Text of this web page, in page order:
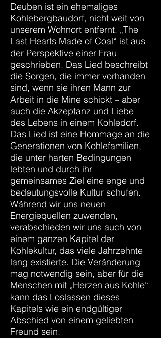
Deuben ist ein ehemaliges
Kohlebergbaudorf, nicht weit von
unserem Wohnort entfernt. „The
Last Hearts Made of Coal“ ist aus
der Perspektive einer Frau
geschrieben. Das Lied beschreibt
die Sorgen, die immer vorhanden
sind, wenn sie ihren Mann zur
Arbeit in die Mine schickt – aber
auch die Akzeptanz und Liebe
des Lebens in einem Kohledorf.
Das Lied ist eine Hommage an die
Generationen von Kohlefamilien,
die unter harten Bedingungen
lebten und durch ihr
gemeinsames Ziel eine enge und
bedeutungsvolle Kultur schufen.
Während wir uns neuen
Energiequellen zuwenden,
verabschieden wir uns auch von
einem ganzen Kapitel der
Kohlekultur, das viele Jahrzehnte
lang existierte. Die Veränderung
mag notwendig sein, aber für die
Menschen mit „Herzen aus Kohle“
kann das Loslassen dieses
Kapitels wie ein endgültiger
Abschied von einem geliebten
Freund sein.